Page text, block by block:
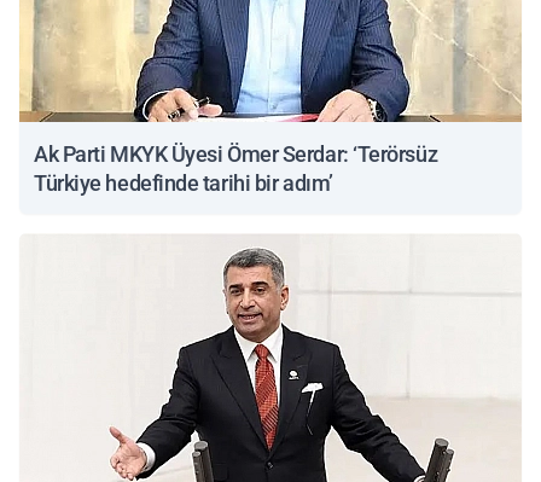
Ak Parti MKYK Üyesi Ömer Serdar: ‘Terörsüz
Türkiye hedefinde tarihi bir adım’